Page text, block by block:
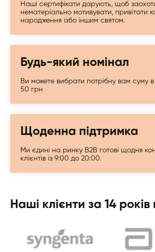
Наші сертифікати дарують, щоб
нематеріально мотивувати, привітати
народження або іншим святом.
Будь-який номінал
Ви можете вибрати потрібну вам суму в
50 грн
Щоденна підтримка
Ми єдині на ринку B2B готові щодня
клієнтів із 9:00 до 20:00.
Наші клієнти за 14